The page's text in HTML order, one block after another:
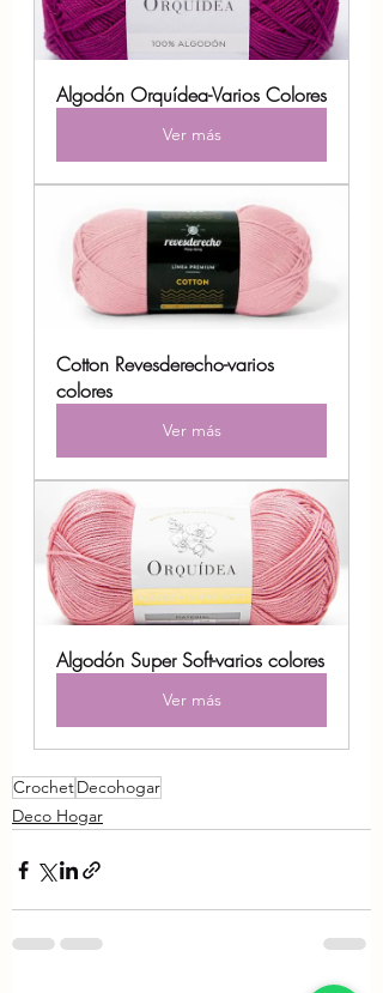
Algodón Orquídea-Varios Colores
Ver más
Cotton Revesderecho-varios
colores
Ver más
Algodón Super Soft-varios colores
Ver más
CrochetDecohogar
Deco Hogar